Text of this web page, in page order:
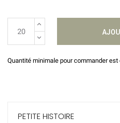
Quantité minimale pour commander est
PETITE HISTOIRE